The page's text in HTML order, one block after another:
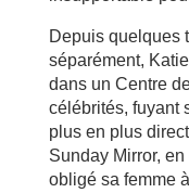
Depuis quelques
séparément,
dans un Centre
célébrités, fuyant
plus en plus
Sunday Mirror,
obligé sa femme